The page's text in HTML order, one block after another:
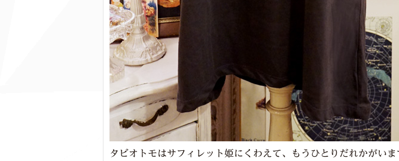
タビオトモはサフィレット姫にくわえて、もうひとりだれかがい